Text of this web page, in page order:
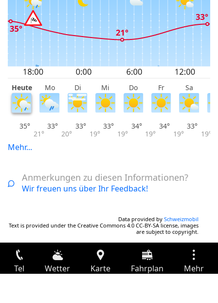
Heute Mo Di Mi Do Fr Sa
35°
21°
33°
20°
33°
19°
33°
19°
34°
19°
34°
19°
33°
19°
Mehr...
Anmerkungen zu diesen Informationen?
Wir freuen uns über Ihr Feedback!
Data provided by Schweizmobil
Text is provided under the Creative Commons 4.0 CC-BY-SA license, images
are subject to copyright.
Tel Wetter Karte Fahrplan Mehr